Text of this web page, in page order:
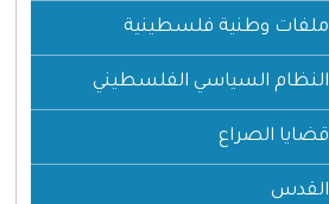
ملفات وطنية فلسطينية
النظام السياسي الفلسطيني
قضايا الصراع
القدس